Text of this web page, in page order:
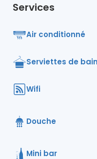
Services
Air conditionné
Serviettes de bain
Wifi
Douche
Mini bar